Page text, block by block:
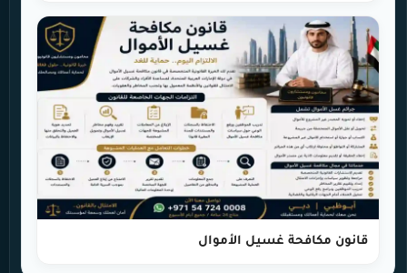
قانون مكافحة غسيل الأموال